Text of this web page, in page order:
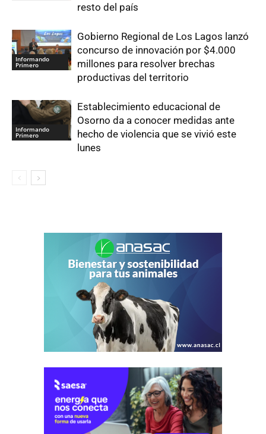
resto del país
Informando
Primero
Gobierno Regional de Los Lagos lanzó
concurso de innovación por $4.000
millones para resolver brechas
productivas del territorio
Informando
Primero
Establecimiento educacional de
Osorno da a conocer medidas ante
hecho de violencia que se vivió este
lunes